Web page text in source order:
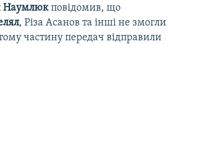
Наумлюкповідомив, що
, Різа Асанов та інші не змогли
частину передач відправили